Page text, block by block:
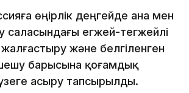
өңірлік деңгейде ана мен
саласындағы егжей-тегжейлі
және белгіленген
барысына қоғамдық
асыру тапсырылды.